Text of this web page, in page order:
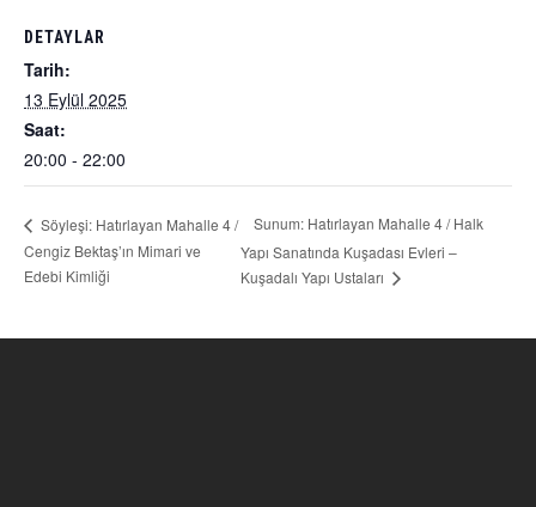
DETAYLAR
Tarih:
13 Eylül 2025
Saat:
20:00 - 22:00
Söyleşi: Hatırlayan Mahalle 4 /
Cengiz Bektaş’ın Mimari ve
Edebi Kimliği
Sunum: Hatırlayan Mahalle 4 / Halk
Yapı Sanatında Kuşadası Evleri –
Kuşadalı Yapı Ustaları